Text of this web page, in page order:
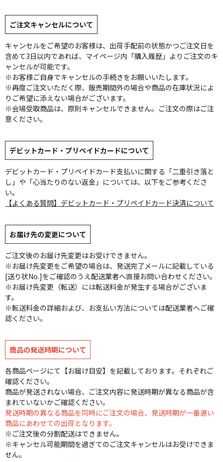
ご注文キャンセルについて
キャンセルをご希望のお客様は、出荷手配前の状態かつご注文日を
含めて3日以内であれば、マイページ内「購入履歴」よりご注文のキ
ャンセルが可能です。
※お客様ご自身でキャンセルの手続きをお願いいたします。
※再度ご注文いただく際、販売期間外の場合や商品の在庫状況によ
りご希望に添えない場合がございます。
※会場受取商品は、原則キャンセルできません。ご注文の際はご注
意ください。
デビットカード・プリペイドカードについて
デビットカード・プリペイドカード支払いに関する「二重引き落と
し」や「心当たりのない返金」については、以下をご参考くださ
い。
【よくある質問】デビットカード・プリペイドカード決済について
お届け先の変更について
ご注文後のお届け先変更はお受けできません。
※お届け先変更をご希望の場合は、発送完了メールに記載している
[送り状No.]をご確認のうえ配送業者へ直接お問い合わせください。
※お届け先変更（転送）には転送料金が発生する場合がございま
す。
※転送料金の詳細および、お支払い方法については配送業者へご確
認ください。
商品の発送時期について
各商品ページにて【お届け目安】を記載しております。それぞれご
確認ください。
商品が発送されない場合、ご注文内容に発送時期が異なる商品が含
まれていないかご確認ください。
発送時期の異なる商品を同時にご注文の場合、発送時期が一番遅い
商品にあわせての出荷となります。
※ご注文後の分割配送はできません。
※キャンセル可能期間を過ぎてのご注文キャンセルはお受けできま
せん。